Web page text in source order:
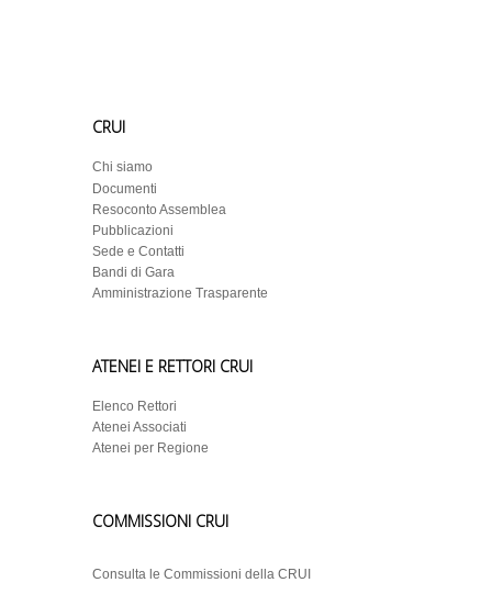
CRUI
Chi siamo
Documenti
Resoconto Assemblea
Pubblicazioni
Sede e Contatti
Bandi di Gara
Amministrazione Trasparente
ATENEI E RETTORI CRUI
Elenco Rettori
Atenei Associati
Atenei per Regione
COMMISSIONI CRUI
Consulta le Commissioni della CRUI